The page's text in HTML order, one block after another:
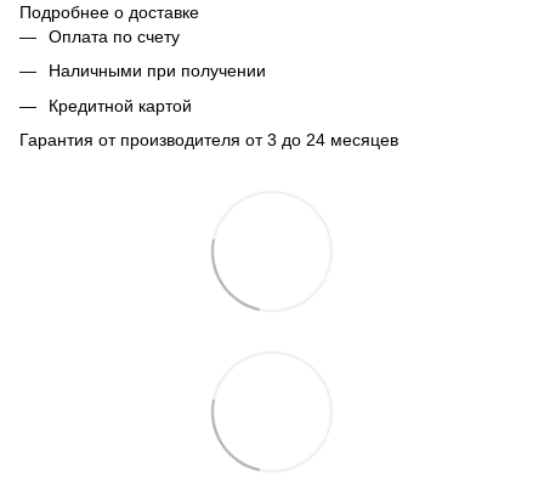
Подробнее о доставке
Оплата по счету
Наличными при получении
Кредитной картой
Гарантия от производителя от 3 до 24 месяцев